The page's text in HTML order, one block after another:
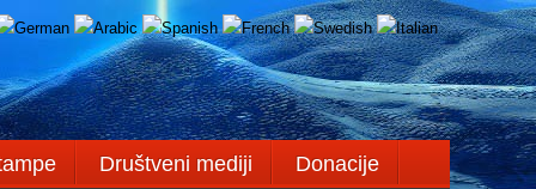
Društveni mediji
Donacije